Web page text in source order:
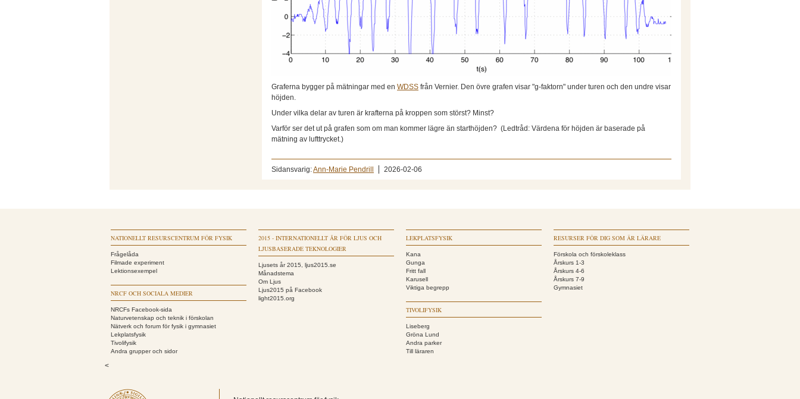
Graferna bygger på mätningar med en WDSS från Vernier. Den övre grafen visar "g-faktorn" under turen och den undre visar
höjden.
Under vilka delar av turen är krafterna på kroppen som störst? Minst?
Varför ser det ut på grafen som om man kommer lägre än starthöjden? (Ledtråd: Värdena för höjden är baserade på
mätning av lufttrycket.)
Sidansvarig:Ann-Marie Pendrill 2026-02-06
NATIONELLT RESURSCENTRUM FÖR FYSIK
Frågelåda
Filmade experiment
Lektionsexempel
NRCF OCH SOCIALA MEDIER
NRCFs Facebook-sida
Naturvetenskap och teknik i förskolan
Nätverk och forum för fysik i gymnasiet
Lekplatsfysik
Tivolifysik
Andra grupper och sidor
2015 - INTERNATIONELLT ÅR FÖR LJUS OCH
LJUSBASERADE TEKNOLOGIER
Ljusets år 2015, ljus2015.se
Månadstema
Om Ljus
Ljus2015 på Facebook
light2015.org
LEKPLATSFYSIK
Kana
Gunga
Fritt fall
Karusell
Viktiga begrepp
TIVOLIFYSIK
Liseberg
Gröna Lund
Andra parker
Till läraren
RESURSER FÖR DIG SOM ÄR LÄRARE
Förskola och förskoleklass
Årskurs 1-3
Årskurs 4-6
Årskurs 7-9
Gymnasiet
<